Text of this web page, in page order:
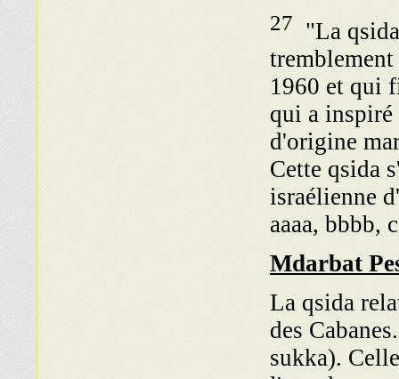
27 "La
1960 et qui
qui a inspiré
d'origine
Cette qsida
israélienne
aaaa, bbbb,
La qsida
des
sukka).